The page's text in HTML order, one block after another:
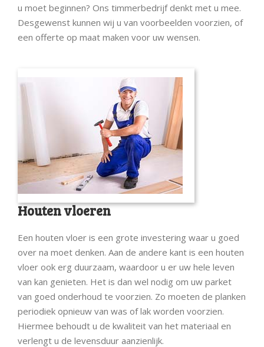
u moet beginnen? Ons timmerbedrijf denkt met u mee.
Desgewenst kunnen wij u van voorbeelden voorzien, of
een offerte op maat maken voor uw wensen.
Houten vloeren
Een houten vloer is een grote investering waar u goed
over na moet denken. Aan de andere kant is een houten
vloer ook erg duurzaam, waardoor u er uw hele leven
van kan genieten. Het is dan wel nodig om uw parket
van goed onderhoud te voorzien. Zo moeten de planken
periodiek opnieuw van was of lak worden voorzien.
Hiermee behoudt u de kwaliteit van het materiaal en
verlengt u de levensduur aanzienlijk.